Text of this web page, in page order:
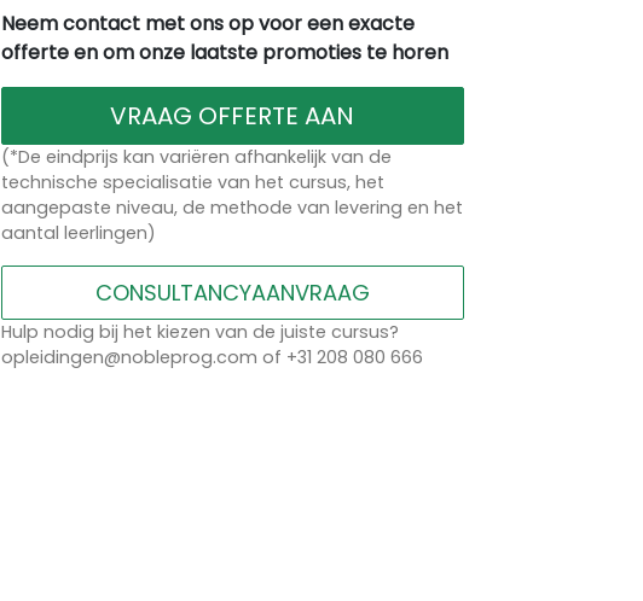
Neem contact met ons op voor een exacte
offerte en om onze laatste promoties te horen
VRAAG OFFERTE AAN
(*De eindprijs kan variëren afhankelijk van de
technische specialisatie van het cursus, het
aangepaste niveau, de methode van levering en het
aantal leerlingen)
CONSULTANCYAANVRAAG
Hulp nodig bij het kiezen van de juiste cursus?
opleidingen@nobleprog.com of +31 208 080 666